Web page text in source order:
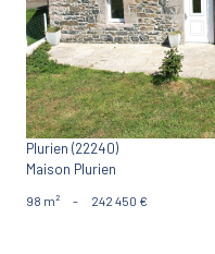
Plurien (22240)
Maison Plurien
98 m² - 242 450 €